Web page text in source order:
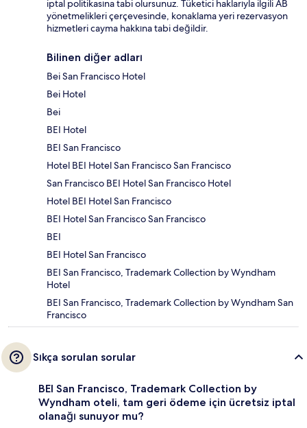
iptal politikasına tabi olursunuz. Tüketici haklarıyla ilgili AB
yönetmelikleri çerçevesinde, konaklama yeri rezervasyon
hizmetleri cayma hakkına tabi değildir.
Bilinen diğer adları
Bei San Francisco Hotel
Bei Hotel
Bei
BEI Hotel
BEI San Francisco
Hotel BEI Hotel San Francisco San Francisco
San Francisco BEI Hotel San Francisco Hotel
Hotel BEI Hotel San Francisco
BEI Hotel San Francisco San Francisco
BEI
BEI Hotel San Francisco
BEI San Francisco, Trademark Collection by Wyndham
Hotel
BEI San Francisco, Trademark Collection by Wyndham San
Francisco
Sıkça sorulan sorular
BEI San Francisco, Trademark Collection by
Wyndham oteli, tam geri ödeme için ücretsiz iptal
olanağı sunuyor mu?